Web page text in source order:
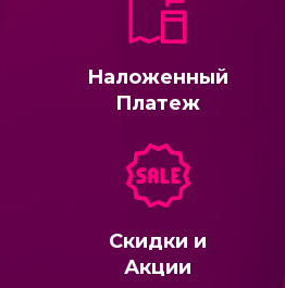
Наложенный
Платеж
Скидки и
Акции